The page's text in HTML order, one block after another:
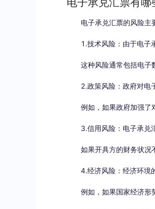
电子承兑汇票的风险主
1.技术风险：由于电子承
这种风险通常包括电子数
2.政策风险：政府对电子
例如，如果政府加强了对
3.信用风险：电子承兑汇
如果开具方的财务状况不
4.经济风险：经济环境的
例如，如果国家经济形势